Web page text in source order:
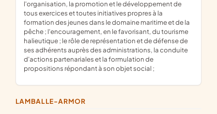
l'organisation, la promotion et le développement de
tous exercices et toutes initiatives propres à la
formation des jeunes dans le domaine maritime et de la
pêche ; l'encouragement, en le favorisant, du tourisme
halieutique ; le rôle de représentation et de défense de
ses adhérents auprès des administrations, la conduite
d'actions partenariales et la formulation de
propositions répondant à son objet social ;
LAMBALLE-ARMOR